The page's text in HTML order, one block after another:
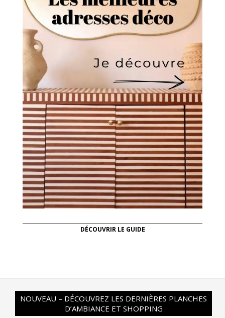
DÉCOUVRIR LE GUIDE
NOUVEAU – DÉCOUVREZ LES DERNIÈRES PLANCHES
D’AMBIANCE ET SHOPPING